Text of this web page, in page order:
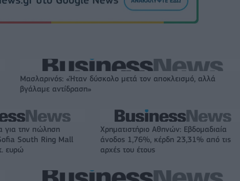
Μασλαρινός: «Ήταν δύσκολο μετά τον αποκλεισμό, αλλά
βγάλαμε αντίδραση»
για την πώληση
South Ring Mall
ευρώ
Χρηματιστήριο Αθηνών: Εβδομαδιαία
άνοδος 1,76%, κέρδη 23,31% από τις
αρχές του έτους